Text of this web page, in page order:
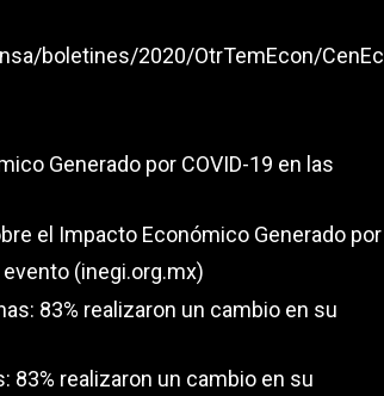
boletines/2020/OtrTemEcon/CenEc
Generado por COVID-19 en las
el Impacto Económico Generado por
(inegi.org.mx)
83% realizaron un cambio en su
83% realizaron un cambio en su